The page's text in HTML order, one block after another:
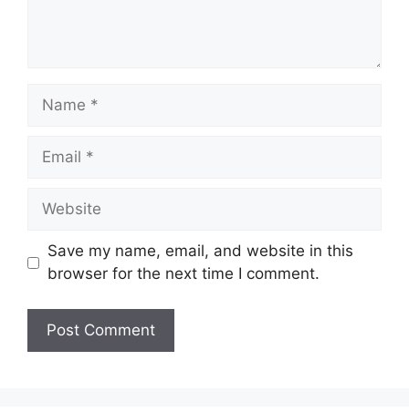
Name
Email
Website
Save my name, email, and website in this
browser for the next time I comment.